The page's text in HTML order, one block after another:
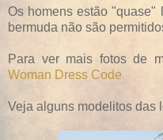
Os homens estão "quase"
bermuda não são
Para ver mais fotos de
Woman Dress Code
Veja alguns modelitos das